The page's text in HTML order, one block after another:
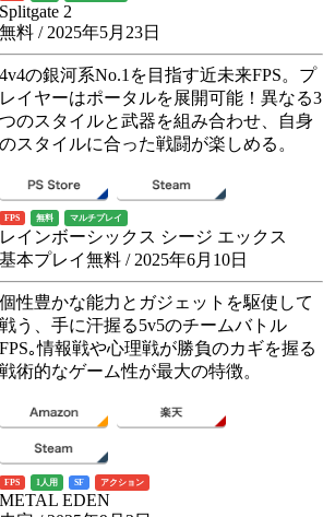
Splitgate 2
無料 / 2025年5月23日
4v4の銀河系No.1を目指す近未来FPS。プ
レイヤーはポータルを展開可能！異なる3
つのスタイルと武器を組み合わせ、自身
のスタイルに合った戦闘が楽しめる。
FPS 無料 マルチプレイ
レインボーシックス シージ エックス
基本プレイ無料 / 2025年6月10日
個性豊かな能力とガジェットを駆使して
戦う、手に汗握る5v5のチームバトル
FPS｡情報戦や心理戦が勝負のカギを握る
戦術的なゲーム性が最大の特徴。
FPS 1人用 SF アクション
METAL EDEN